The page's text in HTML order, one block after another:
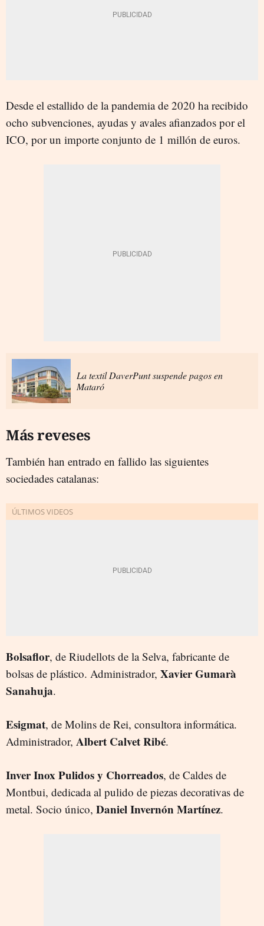
Desde el estallido de la pandemia de 2020 ha recibido
ocho subvenciones, ayudas y avales afianzados por el
ICO, por un importe conjunto de 1 millón de euros.
La textil DaverPunt suspende pagos en
Mataró
Más reveses
También han entrado en fallido las siguientes
sociedades catalanas:
Bolsaflor, de Riudellots de la Selva, fabricante de
bolsas de plástico. Administrador, Xavier Gumarà
Sanahuja.
Esigmat, de Molins de Rei, consultora informática.
Administrador, Albert Calvet Ribé.
Inver Inox Pulidos y Chorreados, de Caldes de
Montbui, dedicada al pulido de piezas decorativas de
metal. Socio único, Daniel Invernón Martínez.